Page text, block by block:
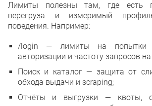
Лимиты полезны там, где есть
перегруза и измеримый
поведения. Например:
/login — лимиты на попытки
авторизации и частоту запросов на
Поиск и каталог — защита от
обхода выдачи и scraping;
Отчёты и выгрузки — квоты,